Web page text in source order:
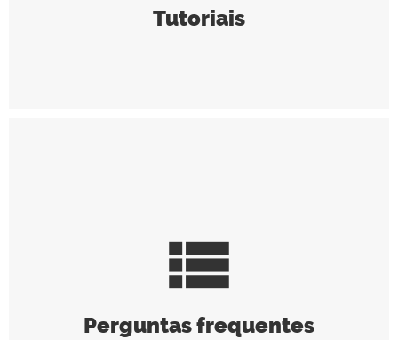
Tutoriais
view_list
Perguntas frequentes